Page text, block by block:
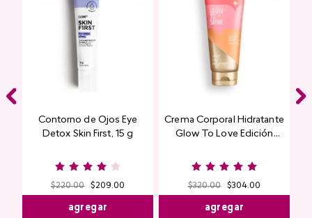
Contorno de Ojos Eye
Detox Skin First, 15 g
$220.00 $209.00
agregar
Crema Corporal Hidratante
Glow To Love Edición
$320.00 $304.00
agregar